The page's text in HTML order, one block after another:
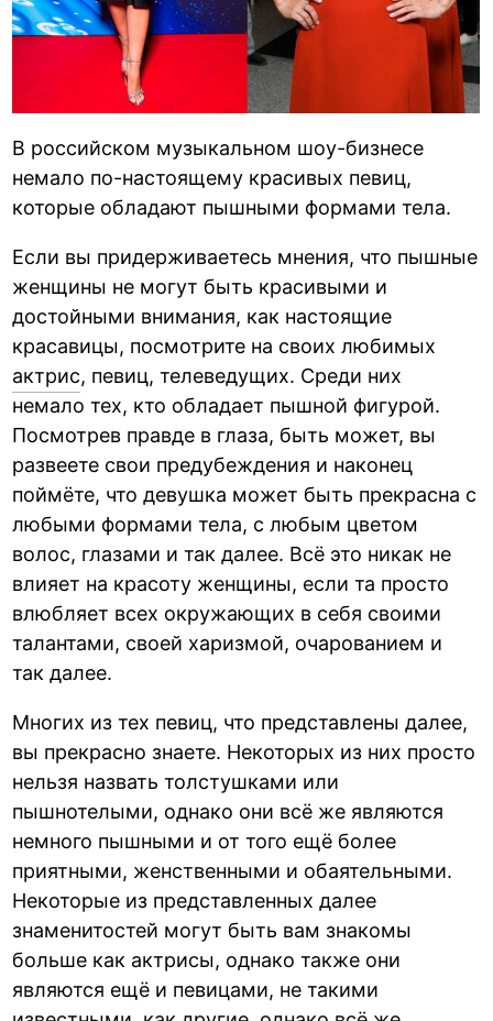
В российском музыкальном шоу-бизнесе
немало по-настоящему красивых певиц,
которые обладают пышными формами тела.
Если вы придерживаетесь мнения, что пышные
женщины не могут быть красивыми и
достойными внимания, как настоящие
красавицы, посмотрите на своих любимых
актрис, певиц, телеведущих. Среди них
немало тех, кто обладает пышной фигурой.
Посмотрев правде в глаза, быть может, вы
развеете свои предубеждения и наконец
поймёте, что девушка может быть прекрасна с
любыми формами тела, с любым цветом
волос, глазами и так далее. Всё это никак не
влияет на красоту женщины, если та просто
влюбляет всех окружающих в себя своими
талантами, своей харизмой, очарованием и
так далее.
Многих из тех певиц, что представлены далее,
вы прекрасно знаете. Некоторых из них просто
нельзя назвать толстушками или
пышнотелыми, однако они всё же являются
немного пышными и от того ещё более
приятными, женственными и обаятельными.
Некоторые из представленных далее
знаменитостей могут быть вам знакомы
больше как актрисы, однако также они
являются ещё и певицами, не такими